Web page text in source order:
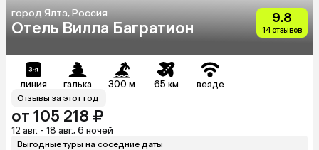
город Ялта, Россия
Отель Вилла Багратион
9.8
14 отзывов
линия галька 300 м 65 км везде
Отзывы за этот год
от 105 218 ₽
12 авг. - 18 авг., 6 ночей
Выгодные туры на соседние даты